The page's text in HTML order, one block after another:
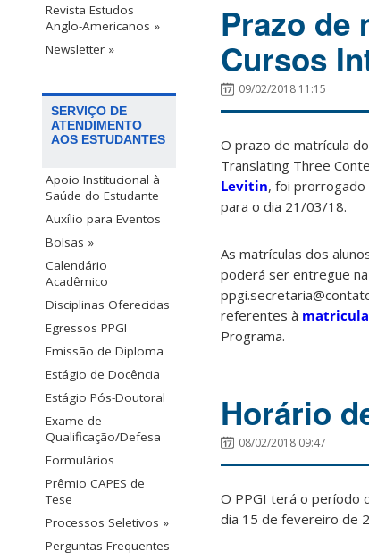
Revista Estudos
Anglo-Americanos »
Newsletter »
SERVIÇO DE
ATENDIMENTO
AOS ESTUDANTES
Apoio Institucional à
Saúde do Estudante
Auxílio para Eventos
Bolsas »
Calendário
Acadêmico
Disciplinas Oferecidas
Egressos PPGI
Emissão de Diploma
Estágio de Docência
Estágio Pós-Doutoral
Exame de
Qualificação/Defesa
Formulários
Prêmio CAPES de
Tese
Processos Seletivos »
Perguntas Frequentes
Prazo de
Cursos
09/02/2018 11:15
O prazo de matrícula
Translating Three
Levitin, foi prorrogado
para o dia 21/03/18.
As matrículas dos
poderá ser entregue
referentes à
Programa.
Horário
08/02/2018 09:47
O PPGI terá o período
dia 15 de fevereiro de